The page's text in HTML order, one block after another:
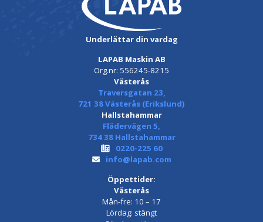
Underlättar din vardag
LAPAB Maskin AB
Org.nr: 556245-8215
Västerås
Traversgatan 23,
721 38 Västerås (Erikslund)
Hallstahammar
Flädervägen 5,
734 38 Hallstahammar
0220-225 60
info@lapab.com
Öppettider:
Västerås
Mån-fre: 10 – 17
Lördag: stängt